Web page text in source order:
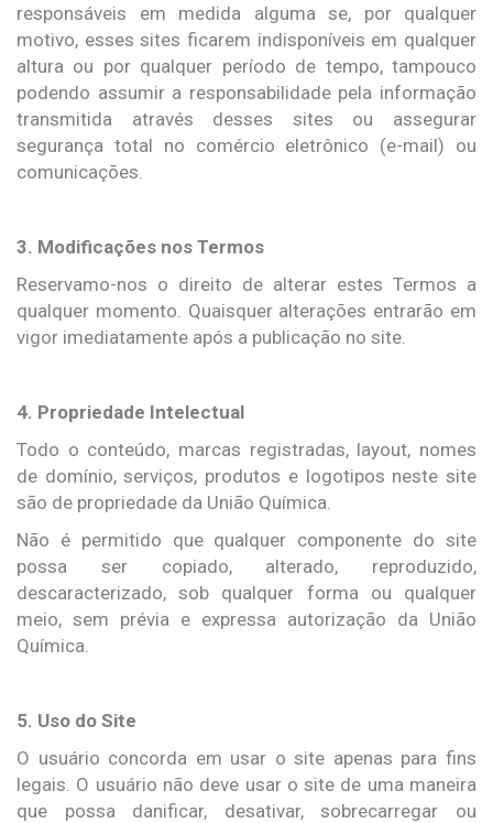
responsáveis em medida alguma se, por qualquer
motivo, esses sites ficarem indisponíveis em qualquer
altura ou por qualquer período de tempo, tampouco
podendo assumir a responsabilidade pela informação
transmitida através desses sites ou assegurar
segurança total no comércio eletrônico (e-mail) ou
comunicações.
3. Modificações nos Termos
Reservamo-nos o direito de alterar estes Termos a
qualquer momento. Quaisquer alterações entrarão em
vigor imediatamente após a publicação no site.
4. Propriedade Intelectual
Todo o conteúdo, marcas registradas, layout, nomes
de domínio, serviços, produtos e logotipos neste site
são de propriedade da União Química.
Não é permitido que qualquer componente do site
possa ser copiado, alterado, reproduzido,
descaracterizado, sob qualquer forma ou qualquer
meio, sem prévia e expressa autorização da União
Química.
5. Uso do Site
O usuário concorda em usar o site apenas para fins
legais. O usuário não deve usar o site de uma maneira
que possa danificar, desativar, sobrecarregar ou